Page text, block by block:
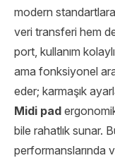
modern standartlara
veri transferi hem
port, kullanım
ama fonksiyonel
eder; karmaşık
Midi pad
bile rahatlık sunar.
performanslarında